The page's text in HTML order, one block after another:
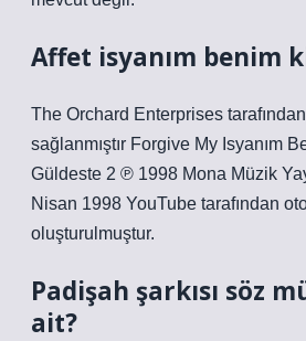
Affet isyanım benim
The Orchard Enterprises
sağlanmıştır Forgive My Isyanım
Güldeste 2 ℗ 1998 Mona Müzik
Nisan 1998 YouTube tarafından
oluşturulmuştur.
Padişah şarkısı söz
ait?